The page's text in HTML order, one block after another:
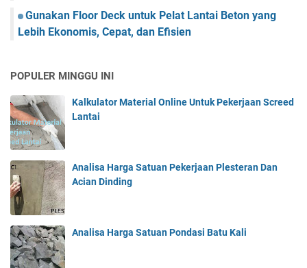
Gunakan Floor Deck untuk Pelat Lantai Beton yang
Lebih Ekonomis, Cepat, dan Efisien
POPULER MINGGU INI
Kalkulator Material Online Untuk Pekerjaan Screed
Lantai
Analisa Harga Satuan Pekerjaan Plesteran Dan
Acian Dinding
Analisa Harga Satuan Pondasi Batu Kali